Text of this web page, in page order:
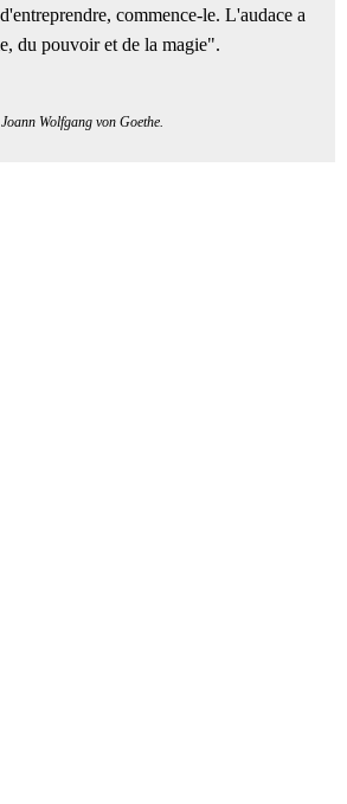
commence-le. L'audace a
du pouvoir et de la magie".
Joann Wolfgang von Goethe.